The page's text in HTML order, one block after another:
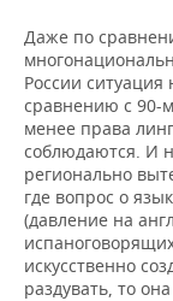
Даже по
России ситуация
сравнению с 90-
менее права
соблюдаются. И
регионально
где вопрос о
(давление на
искусственно
раздувать, то